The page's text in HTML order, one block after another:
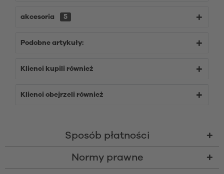
akcesoria 5
Podobne artykuły:
Klienci kupili również
Klienci obejrzeli również
Sposób płatności
Normy prawne